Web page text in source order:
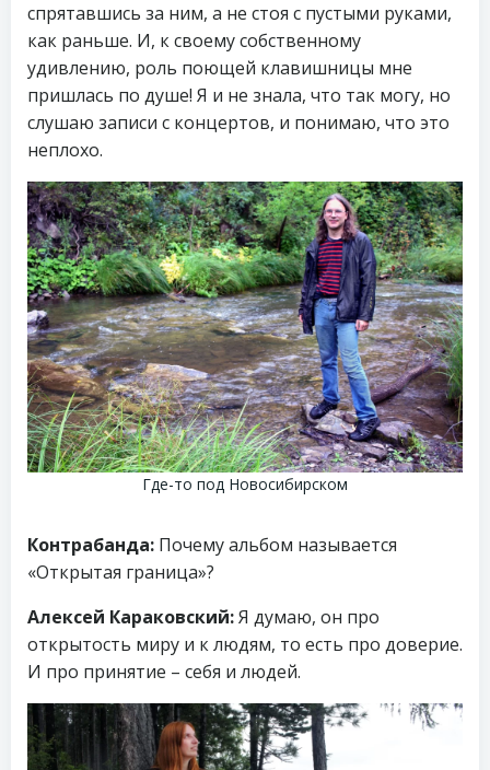
спрятавшись за ним, а не стоя с пустыми руками,
как раньше. И, к своему собственному
удивлению, роль поющей клавишницы мне
пришлась по душе! Я и не знала, что так могу, но
слушаю записи с концертов, и понимаю, что это
неплохо.
Где-то под Новосибирском
Контрабанда: Почему альбом называется
«Открытая граница»?
Алексей Караковский:Я думаю, он про
открытость миру и к людям, то есть про доверие.
И про принятие – себя и людей.